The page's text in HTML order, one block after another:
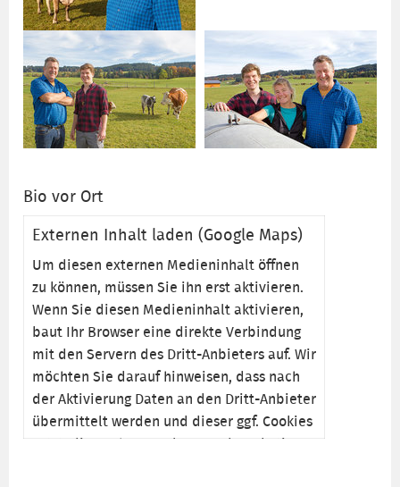
Bio vor Ort
Externen Inhalt laden (Google Maps)
Um diesen externen Medieninhalt öffnen
zu können, müssen Sie ihn erst aktivieren.
Wenn Sie diesen Medieninhalt aktivieren,
baut Ihr Browser eine direkte Verbindung
mit den Servern des Dritt-Anbieters auf. Wir
möchten Sie darauf hinweisen, dass nach
der Aktivierung Daten an den Dritt-Anbieter
übermittelt werden und dieser ggf. Cookies
setzt, die auch zu Analyse- und Marketing-